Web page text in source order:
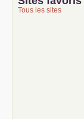
Tous les sites